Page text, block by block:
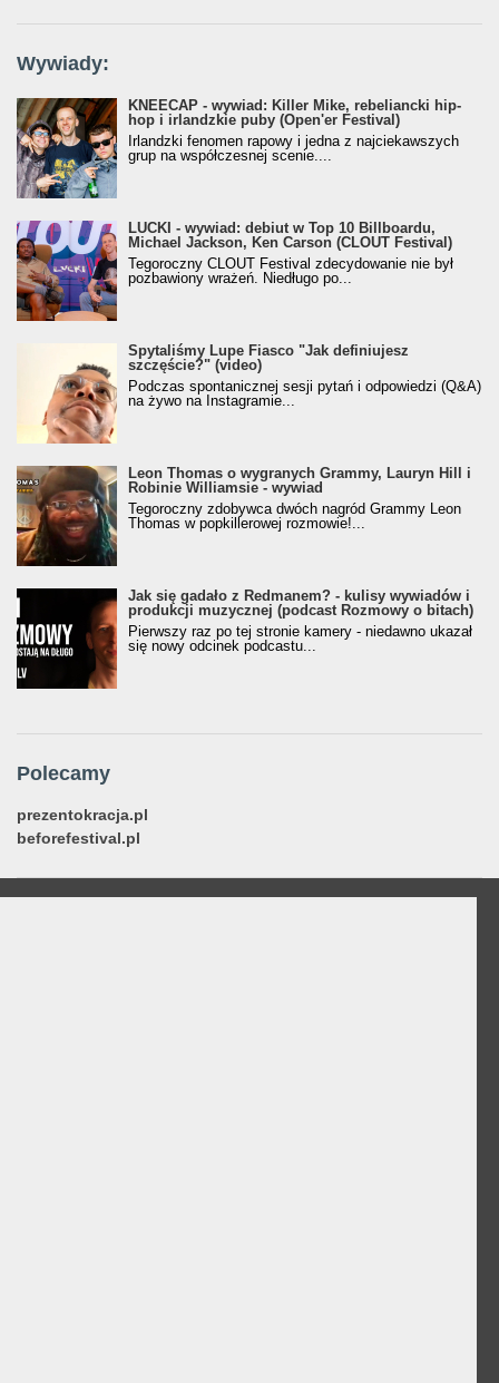
Wywiady:
KNEECAP - wywiad: Killer Mike, rebeliancki hip-
hop i irlandzkie puby (Open'er Festival)
Irlandzki fenomen rapowy i jedna z najciekawszych
grup na współczesnej scenie....
LUCKI - wywiad: debiut w Top 10 Billboardu,
Michael Jackson, Ken Carson (CLOUT Festival)
Tegoroczny CLOUT Festival zdecydowanie nie był
pozbawiony wrażeń. Niedługo po...
Spytaliśmy Lupe Fiasco "Jak definiujesz
szczęście?" (video)
Podczas spontanicznej sesji pytań i odpowiedzi (Q&A)
na żywo na Instagramie...
Leon Thomas o wygranych Grammy, Lauryn Hill i
Robinie Williamsie - wywiad
Tegoroczny zdobywca dwóch nagród Grammy Leon
Thomas w popkillerowej rozmowie!...
Jak się gadało z Redmanem? - kulisy wywiadów i
produkcji muzycznej (podcast Rozmowy o bitach)
Pierwszy raz po tej stronie kamery - niedawno ukazał
się nowy odcinek podcastu...
Polecamy
prezentokracja.pl
beforefestival.pl